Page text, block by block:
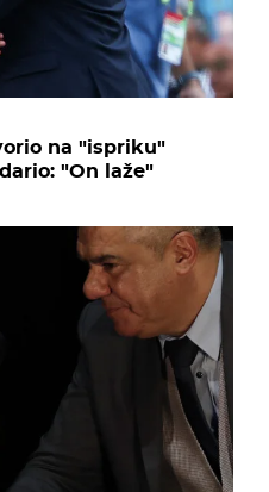
na "ispriku"
"On laže"